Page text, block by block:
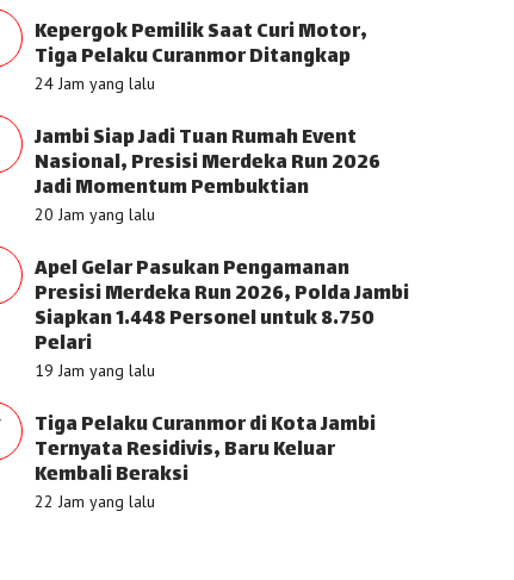
Kepergok Pemilik Saat Curi Motor,
Tiga Pelaku Curanmor Ditangkap
24 Jam yang lalu
Jambi Siap Jadi Tuan Rumah Event
Nasional, Presisi Merdeka Run 2026
Jadi Momentum Pembuktian
20 Jam yang lalu
Apel Gelar Pasukan Pengamanan
Presisi Merdeka Run 2026, Polda Jambi
Siapkan 1.448 Personel untuk 8.750
Pelari
19 Jam yang lalu
Tiga Pelaku Curanmor di Kota Jambi
Ternyata Residivis, Baru Keluar
Kembali Beraksi
22 Jam yang lalu